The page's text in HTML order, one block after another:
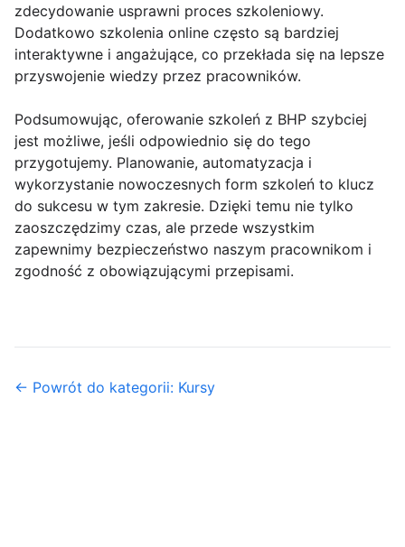
zdecydowanie usprawni proces szkoleniowy.
Dodatkowo szkolenia online często są bardziej
interaktywne i angażujące, co przekłada się na lepsze
przyswojenie wiedzy przez pracowników.
Podsumowując, oferowanie szkoleń z BHP szybciej
jest możliwe, jeśli odpowiednio się do tego
przygotujemy. Planowanie, automatyzacja i
wykorzystanie nowoczesnych form szkoleń to klucz
do sukcesu w tym zakresie. Dzięki temu nie tylko
zaoszczędzimy czas, ale przede wszystkim
zapewnimy bezpieczeństwo naszym pracownikom i
zgodność z obowiązującymi przepisami.
← Powrót do kategorii: Kursy